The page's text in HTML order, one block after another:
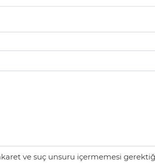
ve suç unsuru içermemesi